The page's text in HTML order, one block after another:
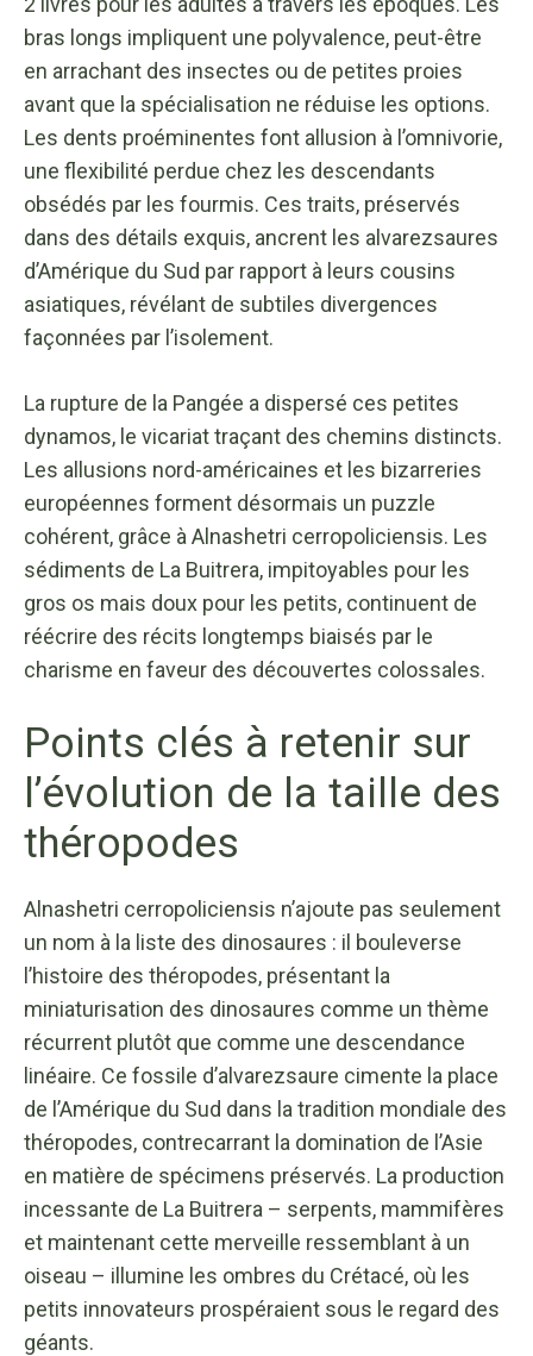
bras longs impliquent une polyvalence, peut-être
en arrachant des insectes ou de petites proies
avant que la spécialisation ne réduise les options.
Les dents proéminentes font allusion à l’omnivorie,
une flexibilité perdue chez les descendants
obsédés par les fourmis. Ces traits, préservés
dans des détails exquis, ancrent les alvarezsaures
d’Amérique du Sud par rapport à leurs cousins ​​
asiatiques, révélant de subtiles divergences
façonnées par l’isolement.
La rupture de la Pangée a dispersé ces petites
dynamos, le vicariat traçant des chemins distincts.
Les allusions nord-américaines et les bizarreries
européennes forment désormais un puzzle
cohérent, grâce à Alnashetri cerropoliciensis. Les
sédiments de La Buitrera, impitoyables pour les
gros os mais doux pour les petits, continuent de
réécrire des récits longtemps biaisés par le
charisme en faveur des découvertes colossales.
Points clés à retenir sur
l’évolution de la taille des
théropodes
Alnashetri cerropoliciensis n’ajoute pas seulement
un nom à la liste des dinosaures : il bouleverse
l’histoire des théropodes, présentant la
miniaturisation des dinosaures comme un thème
récurrent plutôt que comme une descendance
linéaire. Ce fossile d’alvarezsaure cimente la place
de l’Amérique du Sud dans la tradition mondiale des
théropodes, contrecarrant la domination de l’Asie
en matière de spécimens préservés. La production
incessante de La Buitrera – serpents, mammifères
et maintenant cette merveille ressemblant à un
oiseau – illumine les ombres du Crétacé, où les
petits innovateurs prospéraient sous le regard des
géants.